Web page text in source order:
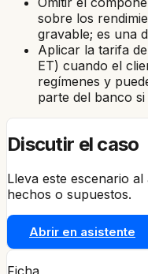
sobre los
gravable; es una
Aplicar la tarifa
ET) cuando el
regímenes y
parte del banco
Discutir el caso
Lleva este escenario
hechos o supuestos.
Abrir en asistente
Ficha